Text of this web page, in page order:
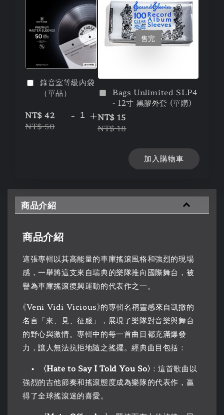
錄音室等級內袋
（單品）
NT$ 42
NT$ 50
- +
售完
Bags Unlimited SLP4
- 12寸 黑膠外套 (單購)
NT$ 15
NT$ 18
加入購物車
商品介紹
商品介紹
這張專輯以其高能量的車庫搖滾風格和強烈的現場
感，一舉將這支來自瑞典的樂隊推向國際舞台，被
譽為車庫搖滾復興運動的代表作之一。
《Veni Vidi Vicious》的專輯名稱靈感來自凱撒的
名言「來、見、征服」，展現了樂隊對音樂與舞台
的野心與激情。專輯中的每一首曲目都充滿爆發
力，讓人無法抗拒地隨之搖擺。經典曲目包括：
• 〈Hate to Say I Told You So〉 ：這首歌曲以
強烈的吉他節奏和搖滾態度成為樂隊的代表作，贏
得了全球搖滾迷的喜愛。